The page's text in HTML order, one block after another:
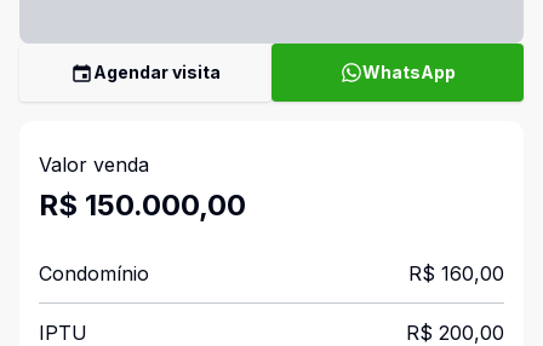
Agendar visita WhatsApp
Valor venda
R$ 150.000,00
Condomínio R$ 160,00
IPTU R$ 200,00